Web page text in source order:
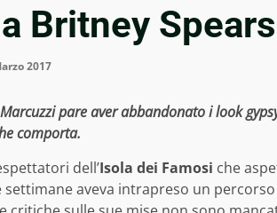
Britney
2017
pare aver abbandonato i look
comporta.
dell’Isola dei Famosi che
settimane aveva intrapreso un